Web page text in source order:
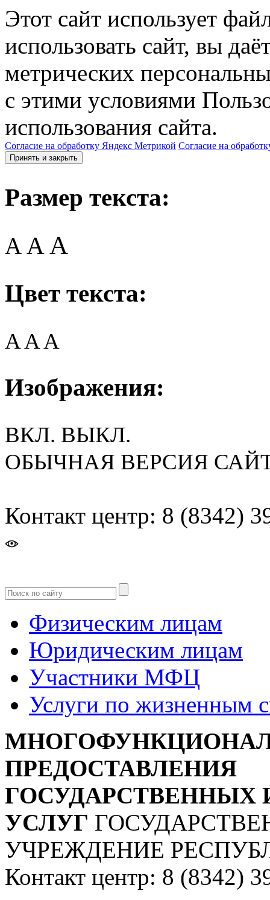
Этот сайт использует
использовать сайт, вы
метрических
с этими условиями
использования сайта.
Согласие на обработку Яндекс Метрикой Согласие на
Принять и закрыть
Размер текста:
A AA
Цвет текста:
AAA
Изображения:
ВКЛ. ВЫКЛ.
ОБЫЧНАЯ ВЕРСИЯ
Контакт центр: 8 (8342)
Физическим лицам
Юридическим лицам
Участники МФЦ
Услуги по жизненным
ПРЕДОСТАВЛЕНИЯ
УСЛУГ
УЧРЕЖДЕНИЕ
Контакт центр: 8 (8342)